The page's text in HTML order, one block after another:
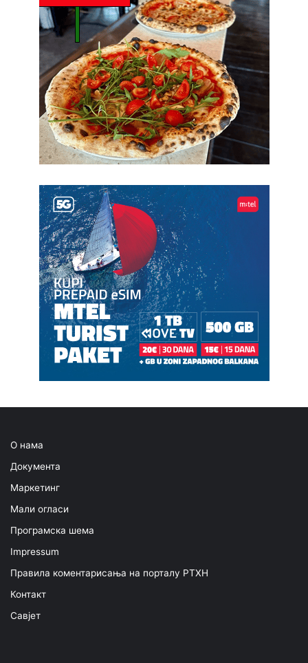
О нама
Документа
Маркетинг
Мали огласи
Програмска шема
Impressum
Правила коментарисања на порталу РТХН
Контакт
Савјет